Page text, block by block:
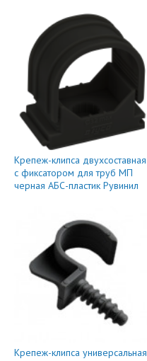
Крепеж-клипса двухсоставная
с фиксатором для труб МП
черная АБС-пластик Рувинил
Крепеж-клипса универсальная